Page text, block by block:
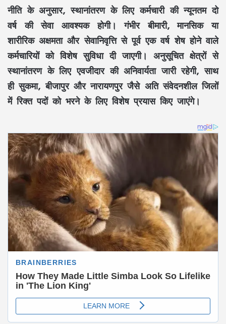
नीति के अनुसार, स्थानांतरण के लिए कर्मचारी की न्यूनतम दो
वर्ष की सेवा आवश्यक होगी। गंभीर बीमारी, मानसिक या
शारीरिक अक्षमता और सेवानिवृत्ति से पूर्व एक वर्ष शेष होने वाले
कर्मचारियों को विशेष सुविधा दी जाएगी। अनुसूचित क्षेत्रों से
स्थानांतरण के लिए एवजीदार की अनिवार्यता जारी रहेगी, साथ
ही सुकमा, बीजापुर और नारायणपुर जैसे अति संवेदनशील जिलों
में रिक्त पदों को भरने के लिए विशेष प्रयास किए जाएंगे।